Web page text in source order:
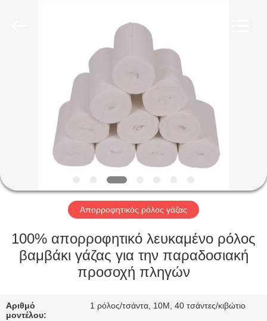
ΠΡΟΪΌΝΤΑ
ΠΕΡΊΠΟΥ
ΓΎΡΟΣ
ΕΡΓΟΣΤΑΣΊΩΝ
ΠΟΙΟΤΙΚΌΣ
ΈΛΕΓΧΟΣ
ΜΑΣ
Απορροφητικός ρόλος γάζας
100% απορροφητικό λευκαμένο ρόλος
βαμβάκι γάζας για την παραδοσιακή
προσοχή πληγών
Αριθμό
μοντέλου:
1 ρόλος/τσάντα, 10M, 40 τσάντες/κιβώτιο